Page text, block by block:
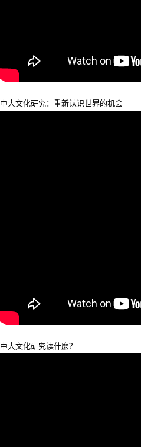
中大文化研究：重新认识世界的机会
中大文化研究读什麽？